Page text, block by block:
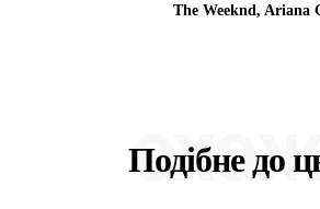
The Weeknd, Ariana
Подібне до